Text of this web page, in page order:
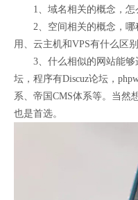
1、域名相关的概念，怎
2、空间相关的概念，哪
用、云主机和VPS有什么区
3、什么相似的网站能够
坛，程序有Discuz论坛，
系、帝国CMS体系等。当然
也是首选。